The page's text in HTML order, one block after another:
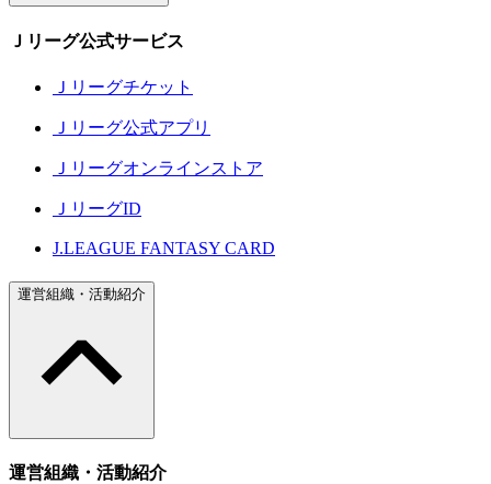
Ｊリーグ公式サービス
Ｊリーグチケット
Ｊリーグ公式アプリ
Ｊリーグオンラインストア
ＪリーグID
J.LEAGUE FANTASY CARD
運営組織・活動紹介
運営組織・活動紹介